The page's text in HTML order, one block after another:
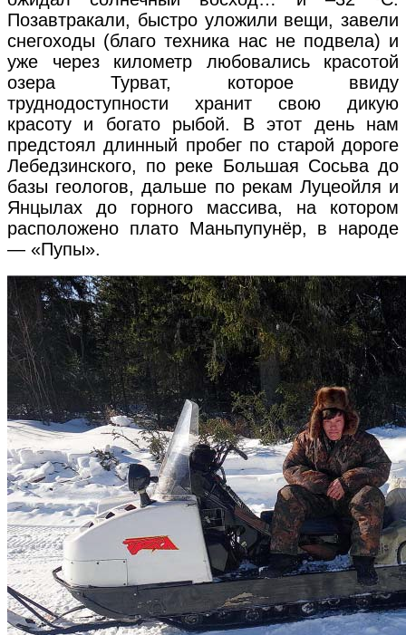
Позавтракали, быстро уложили вещи, завели
снегоходы (благо техника нас не подвела) и
уже через километр любовались красотой
озера Турват, которое ввиду
труднодоступности хранит свою дикую
красоту и богато рыбой. В этот день нам
предстоял длинный пробег по старой дороге
Лебедзинского, по реке Большая Сосьва до
базы геологов, дальше по рекам Луцеойля и
Янцылах до горного массива, на котором
расположено плато Маньпупунёр, в народе
— «Пупы».